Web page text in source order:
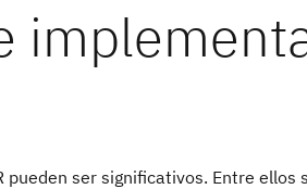
pueden ser significativos. Entre ellos